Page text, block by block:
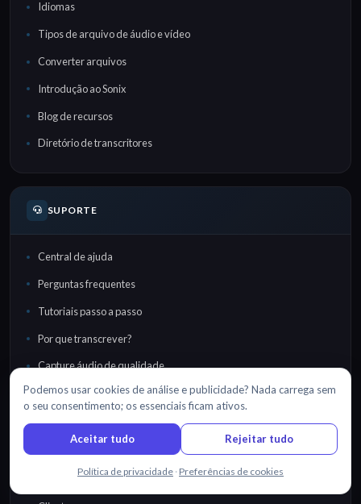
Idiomas
Tipos de arquivo de áudio e vídeo
Converter arquivos
Introdução ao Sonix
Blog de recursos
Diretório de transcritores
SUPORTE
Central de ajuda
Perguntas frequentes
Tutoriais passo a passo
Por que transcrever?
Capture áudio de qualidade
SAIBA MAIS
Fale connosco
Podemos usar cookies de análise e publicidade? Nada carrega sem
o seu consentimento; os essenciais ficam ativos.
Aceitar tudo Rejeitar tudo
Política de privacidade · Preferências de cookies